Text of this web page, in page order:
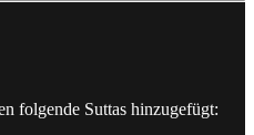
folgende Suttas hinzugefügt: